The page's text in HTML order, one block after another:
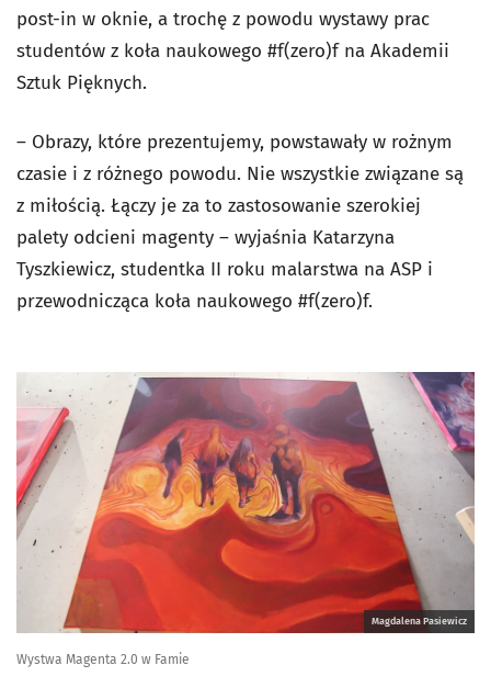
post-in w oknie, a trochę z powodu wystawy prac
studentów z koła naukowego #f(zero)f na Akademii
Sztuk Pięknych.
– Obrazy, które prezentujemy, powstawały w rożnym
czasie i z różnego powodu. Nie wszystkie związane są
z miłością. Łączy je za to zastosowanie szerokiej
palety odcieni magenty – wyjaśnia Katarzyna
Tyszkiewicz, studentka II roku malarstwa na ASP i
przewodnicząca koła naukowego #f(zero)f.
Magdalena Pasiewicz
Wystwa Magenta 2.0 w Famie